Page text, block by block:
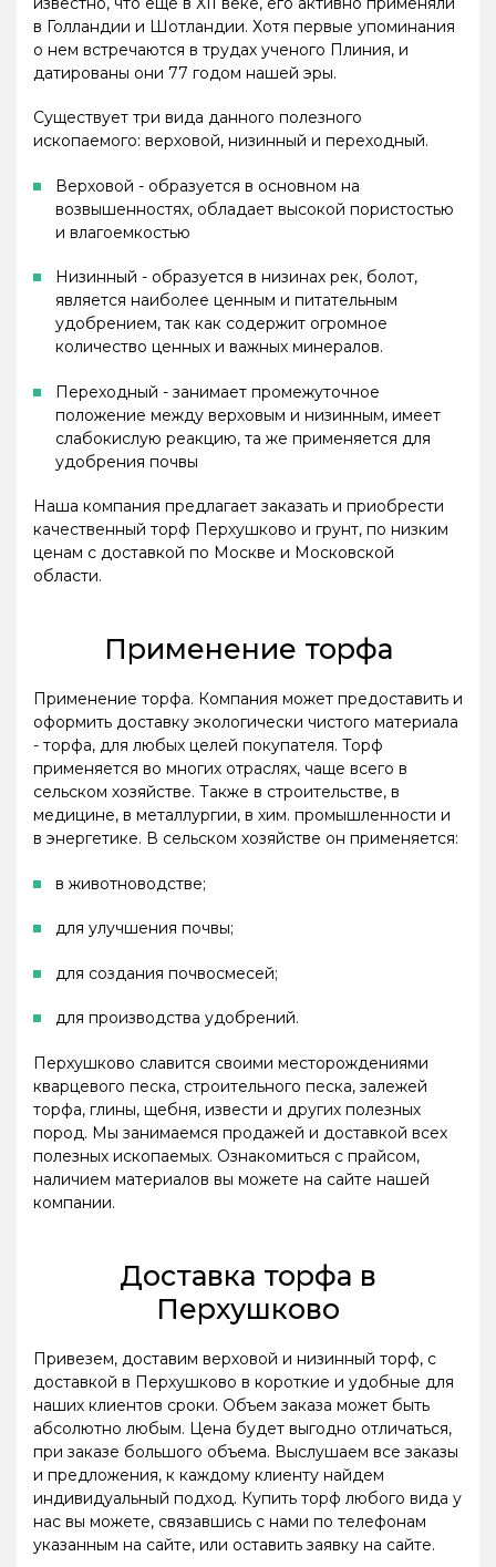
в Голландии и Шотландии. Хотя первые упоминания
о нем встречаются в трудах ученого Плиния, и
датированы они 77 годом нашей эры.
Существует три вида данного полезного
ископаемого: верховой, низинный и переходный.
Верховой - образуется в основном на
возвышенностях, обладает высокой пористостью
и влагоемкостью
Низинный - образуется в низинах рек, болот,
является наиболее ценным и питательным
удобрением, так как содержит огромное
количество ценных и важных минералов.
Переходный - занимает промежуточное
положение между верховым и низинным, имеет
слабокислую реакцию, та же применяется для
удобрения почвы
Наша компания предлагает заказать и приобрести
качественный торф Перхушково и грунт, по низким
ценам с доставкой по Москве и Московской
области.
Применение торфа
Применение торфа. Компания может предоставить и
оформить доставку экологически чистого материала
- торфа, для любых целей покупателя. Торф
применяется во многих отраслях, чаще всего в
сельском хозяйстве. Также в строительстве, в
медицине, в металлургии, в хим. промышленности и
в энергетике. В сельском хозяйстве он применяется:
в животноводстве;
для улучшения почвы;
для создания почвосмесей;
для производства удобрений.
Перхушково славится своими месторождениями
кварцевого песка, строительного песка, залежей
торфа, глины, щебня, извести и других полезных
пород. Мы занимаемся продажей и доставкой всех
полезных ископаемых. Ознакомиться с прайсом,
наличием материалов вы можете на сайте нашей
компании.
Доставка торфа в
Перхушково
Привезем, доставим верховой и низинный торф, с
доставкой в Перхушково в короткие и удобные для
наших клиентов сроки. Объем заказа может быть
абсолютно любым. Цена будет выгодно отличаться,
при заказе большого объема. Выслушаем все заказы
и предложения, к каждому клиенту найдем
индивидуальный подход. Купить торф любого вида у
нас вы можете, связавшись с нами по телефонам
указанным на сайте, или оставить заявку на сайте.